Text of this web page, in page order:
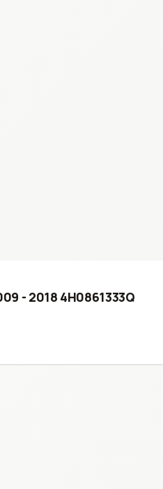
- 2018 4H0861333Q